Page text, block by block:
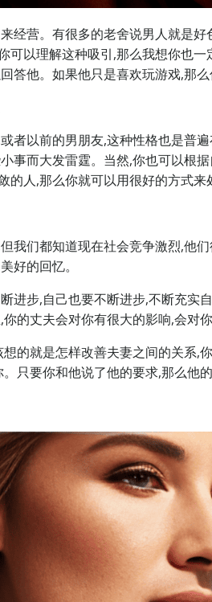
经营。有很多的老舍说男人就是
以理解这种吸引,那么我想你也一
答他。如果他只是喜欢玩游戏,那么
者以前的男朋友,这种性格也是普
事而大发雷霆。当然,你也可以根
人,那么你就可以用很好的方式来
我们都知道现在社会竞争激烈,他
好的回忆。
进步,自己也要不断进步,不断充实
的丈夫会对你有很大的影响,会对你
的就是怎样改善夫妻之间的关系,
只要你和他说了他的要求,那么他